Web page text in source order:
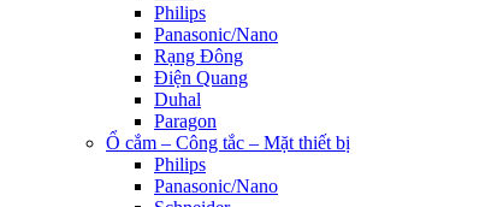
Philips
Panasonic/Nano
Rạng Đông
Điện Quang
Duhal
Paragon
Ổ cắm – Công tắc – Mặt thiết bị
Philips
Panasonic/Nano